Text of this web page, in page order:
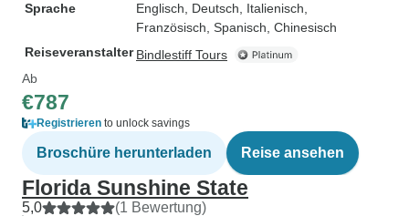
Sprache
Englisch, Deutsch, Italienisch,
Französisch, Spanisch, Chinesisch
Reiseveranstalter Bindlestiff Tours
Ab
€787
Registrieren to unlock savings
Broschüre herunterladen Reise ansehen
Florida Sunshine State
5,0 (1 Bewertung)